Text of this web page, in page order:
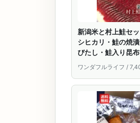
新潟米と村上鮭セ
シヒカリ・鮭の焼
びたし・鮭入り昆
無料 鮭 鮭ギフト 米
新潟 村上 新潟県 特
ギフト 贈答 お中元
お祝い 内祝い 法事
ワンダフルライフ /